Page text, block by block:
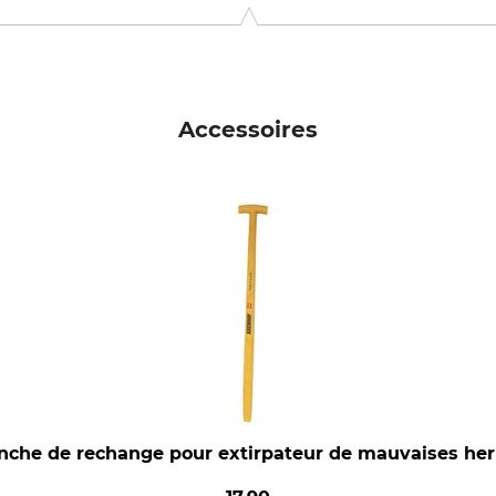
Accessoires
de rechange pour extirpateur de mauvaises